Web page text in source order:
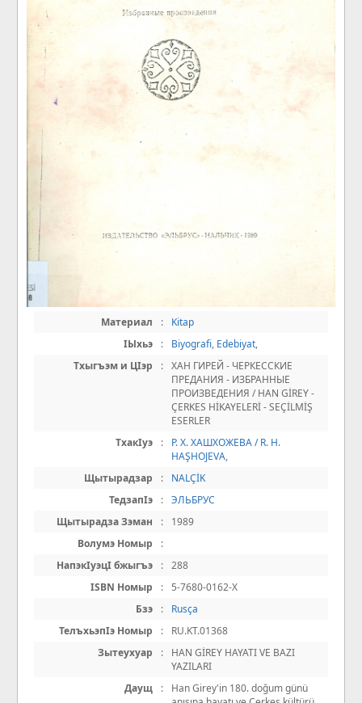
Материал :
Kitap
IЫхьэ
: Biyografi, Edebiyat,
Тхыгъэм и ЦIэр
: ХАН ГИРЕЙ - ЧЕРКЕССКИЕ
ПРЕДАНИЯ - ИЗБРАННЫЕ
ПРОИЗВЕДЕНИЯ / HAN GİREY -
ÇERKES HİKAYELERİ - SEÇİLMİŞ
ESERLER
ТхакIуэ
:
Р. Х. ХАШХОЖЕВА / R. H.
HAŞHOJEVA,
Щытырадзар
:
NALÇİK
ТедзапIэ
: ЭЛЬБРУС
Щытырадза Зэман
:
1989
Волумэ Номыр
:
НапэкIуэцI бжыгъэ
: 288
ISBN Номыр
:
5-7680-0162-Х
Бзэ
:
Rusça
ТелъхьэпIэ Номыр
:
RU.KT.01368
Зытеухуар
:
HAN GİREY HAYATI VE BAZI
YAZILARI
Даущ
:
Han Girey'in 180. doğum günü